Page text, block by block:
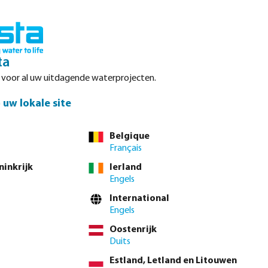
van uw
Wij hebben
voor al uw uitdagende waterprojecten.
uw lokale site
Belgique
Français
Ierland
Engels
International
Engels
Oostenrijk
Duits
Estland, Letland en Litouwen